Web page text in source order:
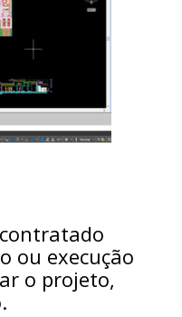
ou execução
o projeto,